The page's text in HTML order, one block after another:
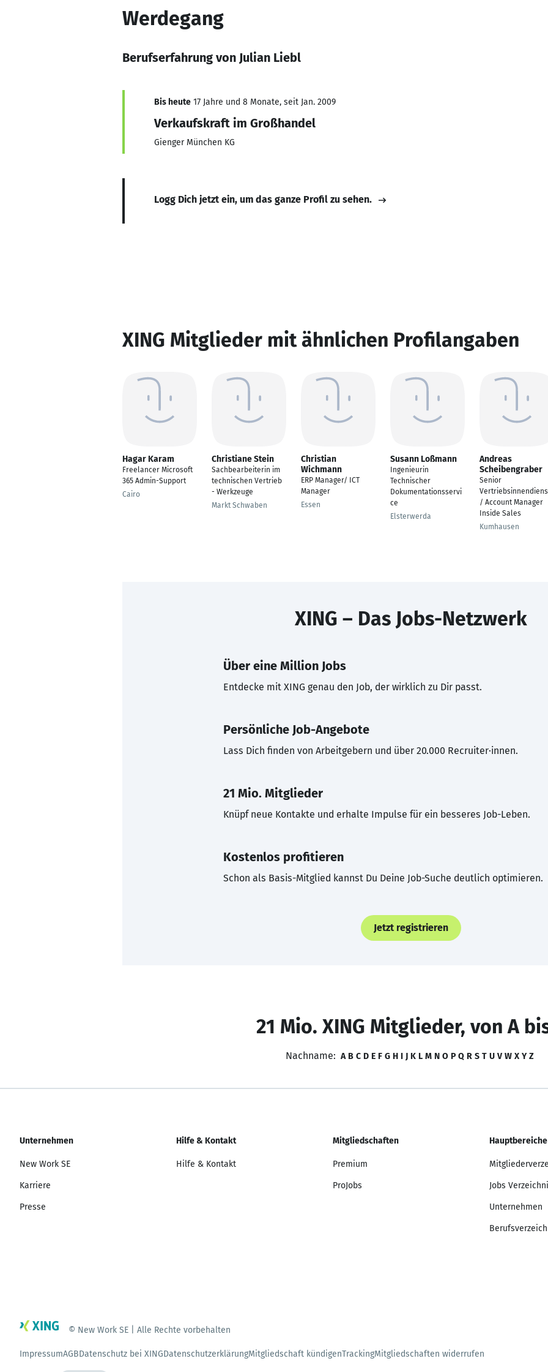
Werdegang
Berufserfahrung von Julian Liebl
Bis heute 17 Jahre und 8 Monate, seit Jan. 2009
Verkaufskraft im Großhandel
Gienger München KG
Logg Dich jetzt ein, um das ganze Profil zu sehen.
XING Mitglieder mit ähnlichen Profilangaben
Hagar Karam
Freelancer Microsoft
365 Admin-Support
Cairo
Christiane Stein
Sachbearbeiterin im
technischen Vertrieb
- Werkzeuge
Markt Schwaben
Christian
Wichmann
ERP Manager/ ICT
Manager
Essen
Susann Loßmann
Ingenieurin
Technischer
Dokumentationsservi
ce
Elsterwerda
Andreas
Scheibengraber
Senior
/ Account Manager
Inside Sales
Kumhausen
XING – Das Jobs-Netzwerk
Über eine Million Jobs
Entdecke mit XING genau den Job, der wirklich zu Dir passt.
Persönliche Job-Angebote
Lass Dich finden von Arbeitgebern und über 20.000 Recruiter·innen.
21 Mio. Mitglieder
Knüpf neue Kontakte und erhalte Impulse für ein besseres Job-Leben.
Kostenlos profitieren
Schon als Basis-Mitglied kannst Du Deine Job-Suche deutlich optimieren.
Jetzt registrieren
21 Mio. XING Mitglieder, von A
Nachname: A B C D E F G H I J K L M N O P Q R S T U V W X Y Z
Unternehmen
New Work SE
Karriere
Presse
Hilfe & Kontakt
Hilfe & Kontakt
Mitgliedschaften
Premium
ProJobs
Hauptbereiche
Jobs
Unternehmen
© New Work SE | Alle Rechte vorbehalten
ImpressumAGBDatenschutz bei XINGDatenschutzerklärungMitgliedschaft kündigenTrackingMitgliedschaften widerrufen